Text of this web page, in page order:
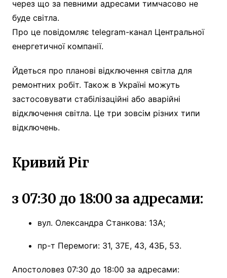
через що за певними адресами тимчасово не
буде світла.
Про це повідомляє telegram-канал Центральної
енергетичної компанії.
Йдеться про планові відключення світла для
ремонтних робіт. Також в Україні можуть
застосовувати стабілізаційні або аварійні
відключення світла. Це три зовсім різних типи
відключень.
Кривий Ріг
з 07:30 до 18:00 за адресами:
вул. Олександра Станкова: 13А;
пр-т Перемоги: 31, 37Е, 43, 43Б, 53.
Апостоловез 07:30 до 18:00 за адресами: